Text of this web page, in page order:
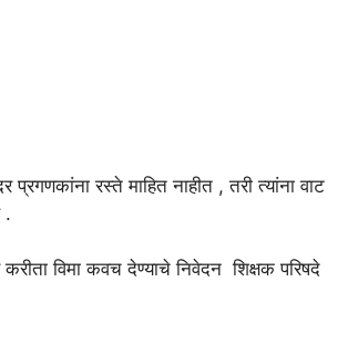
रस्ते माहित नाहीत , तरी त्यांना वाट
.
करीता विमा कवच देण्याचे निवेदन शिक्षक परिषदे